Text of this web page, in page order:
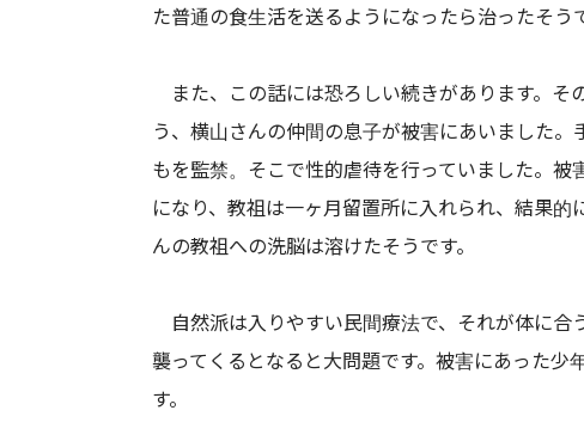
た普通の食生活を送るようになったら治ったそうで
また、この話には恐ろしい続きがあります。そ
う、横山さんの仲間の息子が被害にあいました
もを監禁。そこで性的虐待を行っていました。
になり、教祖は一ヶ月留置所に入れられ、結果
んの教祖への洗脳は溶けたそうです。
自然派は入りやすい民間療法で、それが体に合
襲ってくるとなると大問題です。被害にあった少
す。